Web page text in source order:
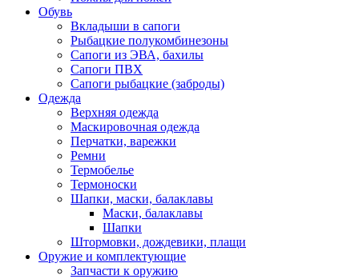
Обувь
Вкладыши в сапоги
Рыбацкие полукомбинезоны
Сапоги из ЭВА, бахилы
Сапоги ПВХ
Сапоги рыбацкие (заброды)
Одежда
Верхняя одежда
Маскировочная одежда
Перчатки, варежки
Ремни
Термобелье
Термоноски
Шапки, маски, балаклавы
Маски, балаклавы
Шапки
Штормовки, дождевики, плащи
Оружие и комплектующие
Запчасти к оружию